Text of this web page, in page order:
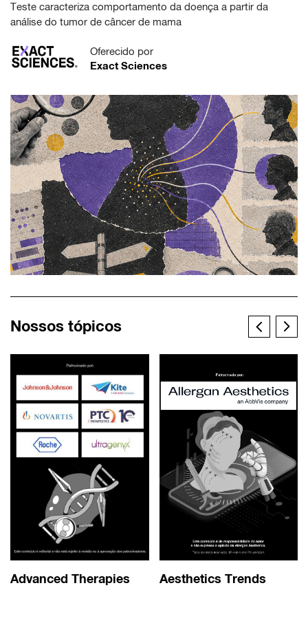
Teste caracteriza comportamento da doença a partir da
análise do tumor de câncer de mama
Oferecido por
Exact Sciences
Nossos tópicos
Advanced Therapies Aesthetics Trends